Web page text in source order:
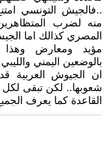
..فالجيش التونسي
منه لضرب
المصري كذالك اما
مؤيد ومعارض وهذا
بالوضعين اليمني
ان الجيوش
شعوبها.. لكن تبقى لكل
القاعدة كما يعرف